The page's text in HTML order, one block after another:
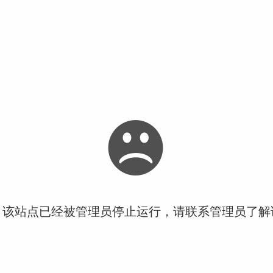
站点已经被管理员停止运行，请联系管理员了